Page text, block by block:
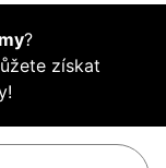
?
získat